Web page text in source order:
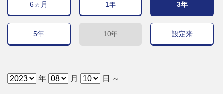
6ヵ月 1年 3年
5年 10年 設定来
年 月 日 ～